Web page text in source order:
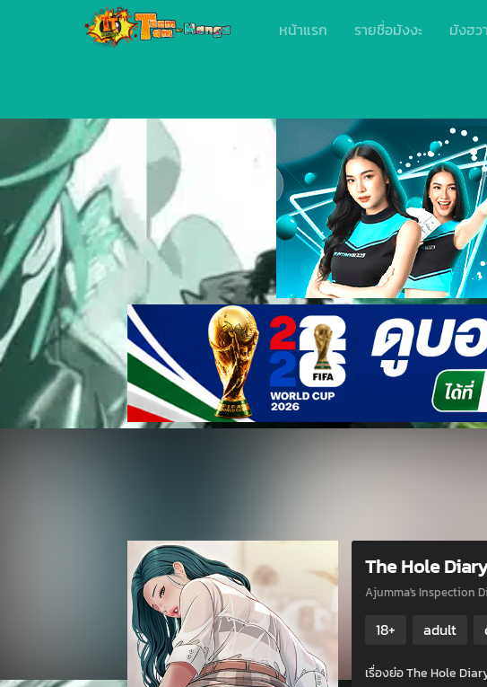
หน้าแรก รายชื่อมังงะ มังฮว
The Hole
Ajumma's Inspection
18+ adult
เรื่องย่อ The Hole